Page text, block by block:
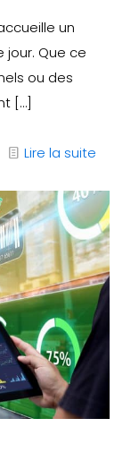
un
Que ce
ou des
[…]
Lire la suite